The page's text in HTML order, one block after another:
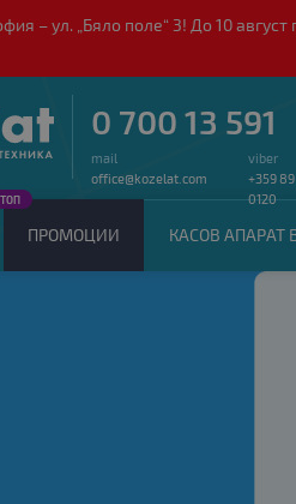
– ул. „Бяло поле“ 3! До 10
0 700 13 591
mail
office@kozelat.com
viber
+359
0120
ПРОМОЦИИ
ТОП
КАСОВ АПАРАТ